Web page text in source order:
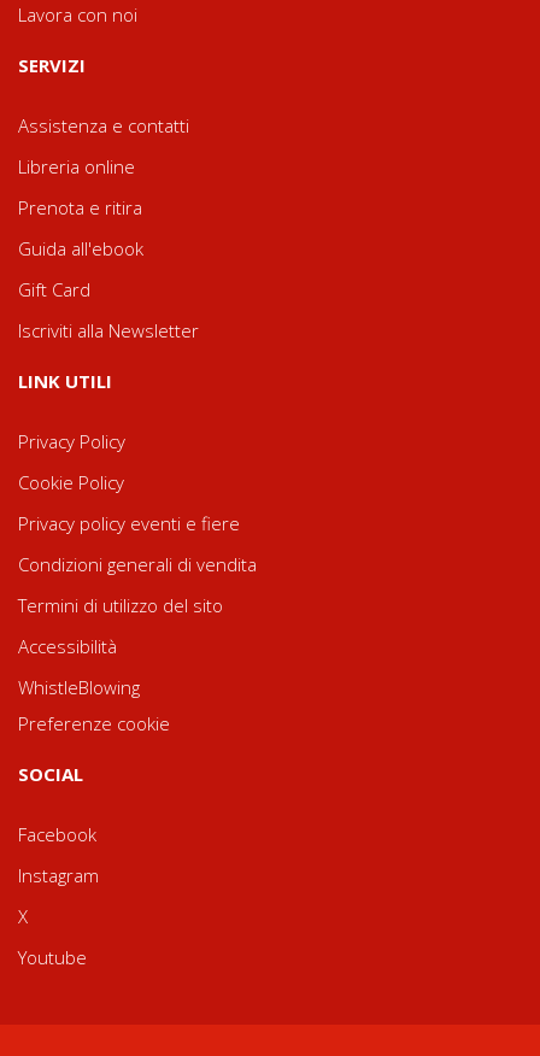
Lavora con noi
SERVIZI
Assistenza e contatti
Libreria online
Prenota e ritira
Guida all'ebook
Gift Card
Iscriviti alla Newsletter
LINK UTILI
Privacy Policy
Cookie Policy
Privacy policy eventi e fiere
Condizioni generali di vendita
Termini di utilizzo del sito
Accessibilità
WhistleBlowing
Preferenze cookie
SOCIAL
Facebook
Instagram
X
Youtube